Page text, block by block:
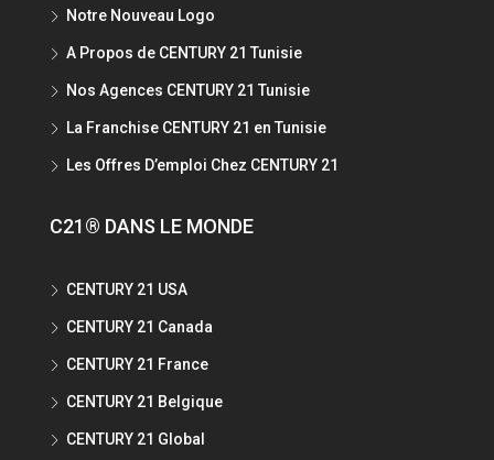
Notre Nouveau Logo
A Propos de CENTURY 21 Tunisie
Nos Agences CENTURY 21 Tunisie
La Franchise CENTURY 21 en Tunisie
Les Offres D’emploi Chez CENTURY 21
C21® DANS LE MONDE
CENTURY 21 USA
CENTURY 21 Canada
CENTURY 21 France
CENTURY 21 Belgique
CENTURY 21 Global